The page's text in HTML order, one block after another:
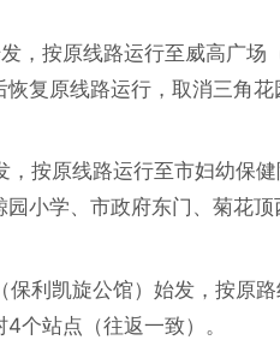
，按原线路运行至威高广
复原线路运行，取消三角
，按原线路运行至市妇幼保
小学、市政府东门、菊花
保利凯旋公馆）始发，按原
个站点（往返一致）。